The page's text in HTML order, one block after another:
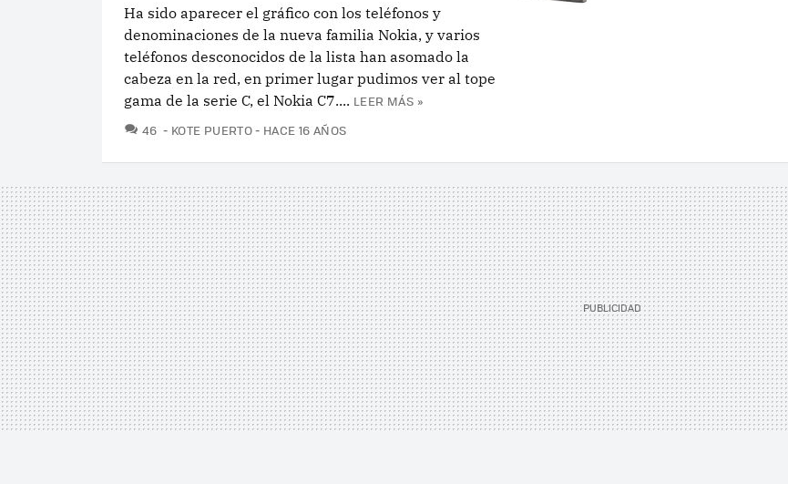
Ha sido aparecer el gráfico con los teléfonos y
denominaciones de la nueva familia Nokia, y varios
teléfonos desconocidos de la lista han asomado la
cabeza en la red, en primer lugar pudimos ver al tope
gama de la serie C, el Nokia C7.... LEER MÁS »
46 COMENTARIOS
KOTE PUERTO HACE 16 AÑOS